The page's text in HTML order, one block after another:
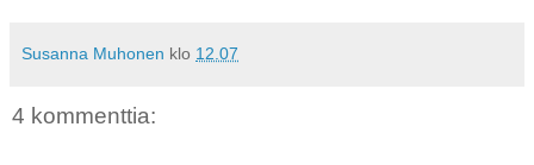
Susanna Muhonen klo 12.07
4 kommenttia: